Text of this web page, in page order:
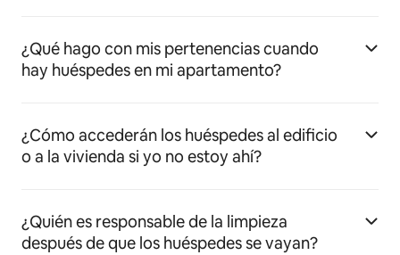
¿Qué hago con mis pertenencias cuando
hay huéspedes en mi apartamento?
¿Cómo accederán los huéspedes al edificio
o a la vivienda si yo no estoy ahí?
¿Quién es responsable de la limpieza
después de que los huéspedes se vayan?